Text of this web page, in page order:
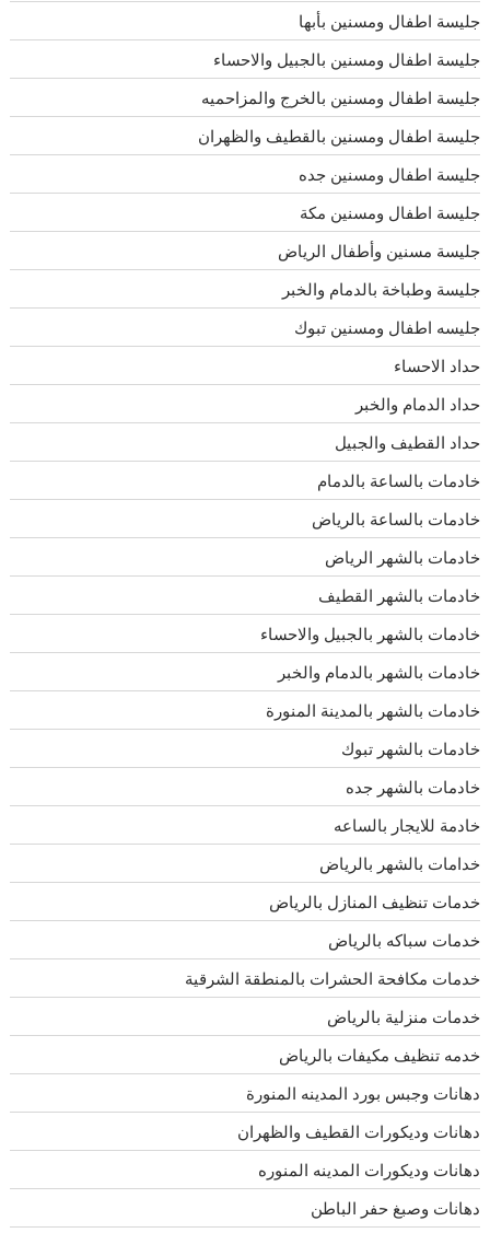
جليسة اطفال ومسنين بأبها
جليسة اطفال ومسنين بالجبيل والاحساء
جليسة اطفال ومسنين بالخرج والمزاحميه
جليسة اطفال ومسنين بالقطيف والظهران
جليسة اطفال ومسنين جده
جليسة اطفال ومسنين مكة
جليسة مسنين وأطفال الرياض
جليسة وطباخة بالدمام والخبر
جليسه اطفال ومسنين تبوك
حداد الاحساء
حداد الدمام والخبر
حداد القطيف والجبيل
خادمات بالساعة بالدمام
خادمات بالساعة بالرياض
خادمات بالشهر الرياض
خادمات بالشهر القطيف
خادمات بالشهر بالجبيل والاحساء
خادمات بالشهر بالدمام والخبر
خادمات بالشهر بالمدينة المنورة
خادمات بالشهر تبوك
خادمات بالشهر جده
خادمة للايجار بالساعه
خدامات بالشهر بالرياض
خدمات تنظيف المنازل بالرياض
خدمات سباكه بالرياض
خدمات مكافحة الحشرات بالمنطقة الشرقية
خدمات منزلية بالرياض
خدمه تنظيف مكيفات بالرياض
دهانات وجبس بورد المدينه المنورة
دهانات وديكورات القطيف والظهران
دهانات وديكورات المدينه المنوره
دهانات وصبغ حفر الباطن